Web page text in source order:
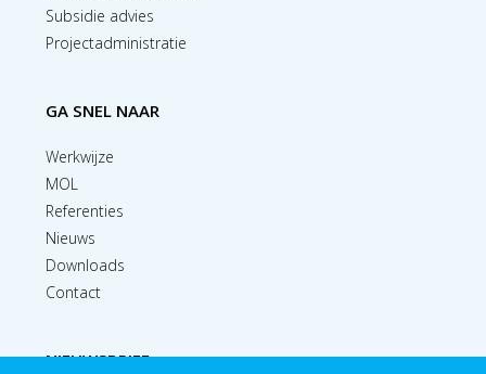
Subsidie advies
Projectadministratie
GA SNEL NAAR
Werkwijze
MOL
Referenties
Nieuws
Downloads
Contact
NIEUWSBRIEF